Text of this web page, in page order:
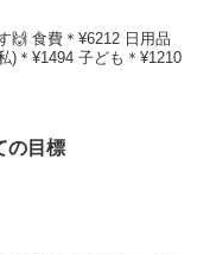
🙌 食費＊¥6212 日用品
)＊¥1494 子ども＊¥1210
の目標